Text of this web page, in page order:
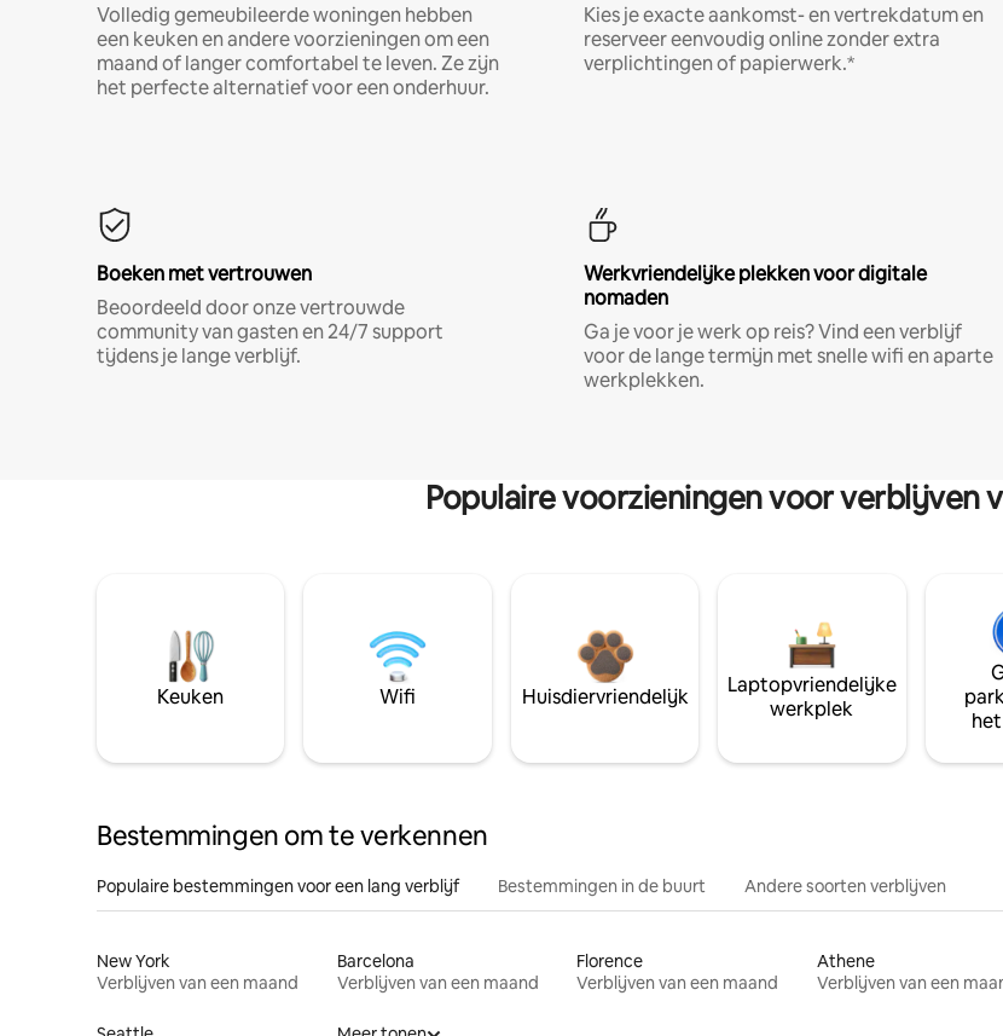
Volledig gemeubileerde woningen hebben
een keuken en andere voorzieningen om een
maand of langer comfortabel te leven. Ze zijn
het perfecte alternatief voor een onderhuur.
Kies je exacte aankomst- en vertrekdatum en
reserveer eenvoudig online zonder extra
verplichtingen of papierwerk.*
Boeken met vertrouwen
Beoordeeld door onze vertrouwde
community van gasten en 24/7 support
tijdens je lange verblijf.
Werkvriendelijke plekken voor digitale
nomaden
Ga je voor je werk op reis? Vind een verblijf
voor de lange termijn met snelle wifi en aparte
werkplekken.
Populaire voorzieningen voor verblijven
Keuken Wifi Huisdiervriendelijk
Laptopvriendelijke
werkplek
Bestemmingen om te verkennen
Populaire bestemmingen voor een lang verblijf Bestemmingen in de buurt Andere soorten verblijven
New York
Verblijven van een maand
Barcelona
Verblijven van een maand
Florence
Verblijven van een maand
Athene
Verblijven van een